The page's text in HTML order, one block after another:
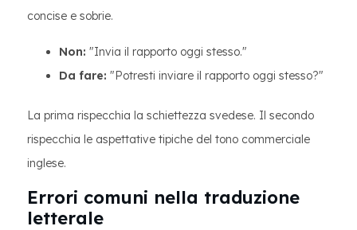
concise e sobrie.
Non: "Invia il rapporto oggi stesso."
Da fare: "Potresti inviare il rapporto oggi stesso?"
La prima rispecchia la schiettezza svedese. Il secondo
rispecchia le aspettative tipiche del tono commerciale
inglese.
Errori comuni nella traduzione
letterale